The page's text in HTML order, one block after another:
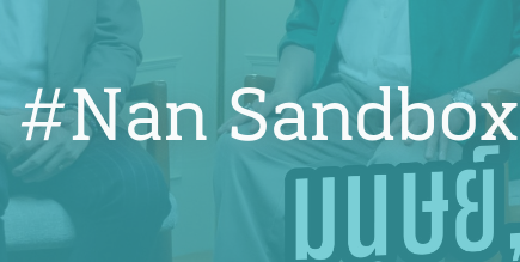
#Nan Sandbox